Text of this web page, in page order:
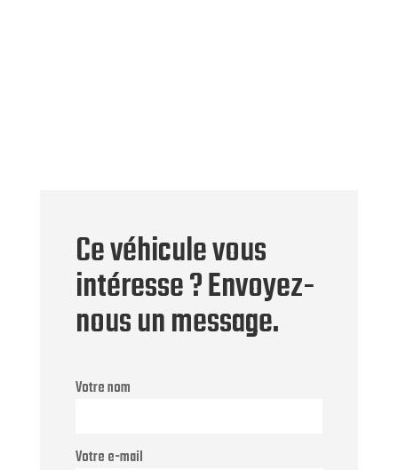
Ce véhicule vous
intéresse ? Envoyez-
nous un message.
Votre nom
Votre e-mail